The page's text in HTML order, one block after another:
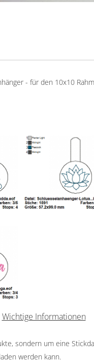
- für den 10x10
Wichtige Informationen
sondern um eine
werden kann.